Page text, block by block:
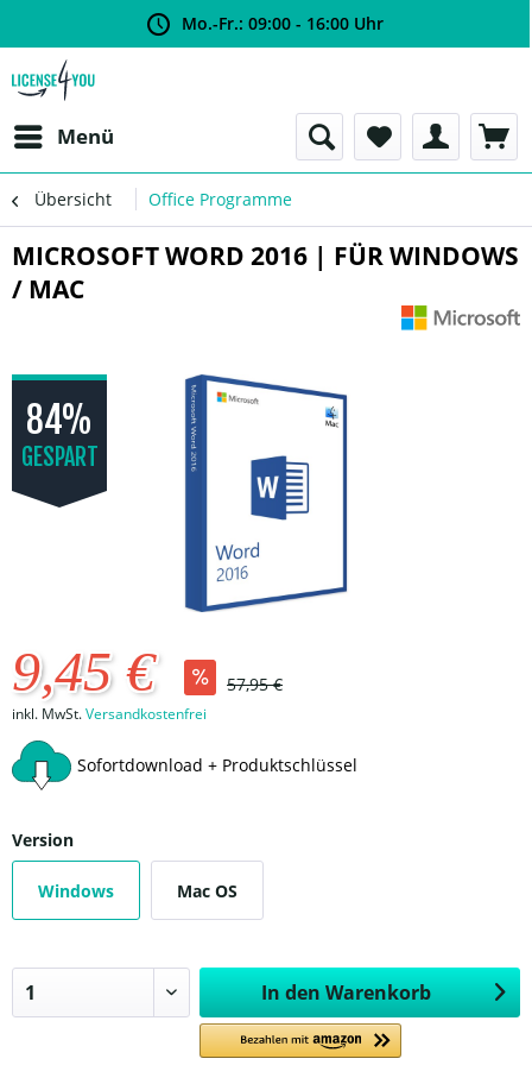
Mo.-Fr.: 09:00 - 16:00 Uhr
Menü
Übersicht Office Programme
MICROSOFT WORD 2016 | FÜR WINDOWS
/ MAC
84%
GESPART
9,45 € 57,95 €
inkl. MwSt.Versandkostenfrei
Sofortdownload + Produktschlüssel
Version
Windows Mac OS
In den Warenkorb